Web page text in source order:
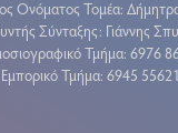
Ονόματος Τομέα:
Σύνταξης: Γιάννης
Τμήμα: 6976
Εμπορικό Τμήμα: 6945